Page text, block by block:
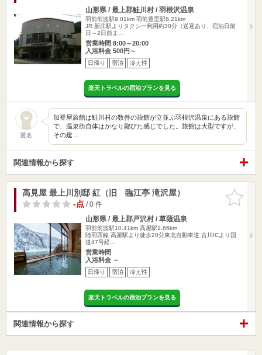
山形県 / 最上郡鮭川村 / 羽根沢温泉
羽前前波駅9.01km 羽前豊里駅8.21km
JR 新庄駅よりタクシー利用約30分（送迎あり、宿泊日前
日～2日前ま…
営業時間 8:00～20:00
入浴料金 500円～
日帰り 宿泊 冷え性
楽天トラベルの宿泊プランを見る
匿名
加登屋旅館は鮭川村の数件の旅館が立並ぶ羽根沢温泉にある旅館
で、温泉街自体はかなり鄙びた感じでした。旅館は大型ですが、
その建…
関連情報から探す
お気に入
りに追加
高見屋 最上川別邸 紅（旧 臨江亭 滝沢屋）
-点/ 0 件
山形県 / 最上郡戸沢村 / 草薙温泉
羽前前波駅10.41km 高屋駅1.66km
陸羽西線 高屋駅より徒歩20分東北自動車道 古川ICより国
道47号経…
営業時間
入浴料金 ～
日帰り 宿泊 冷え性
楽天トラベルの宿泊プランを見る
関連情報から探す